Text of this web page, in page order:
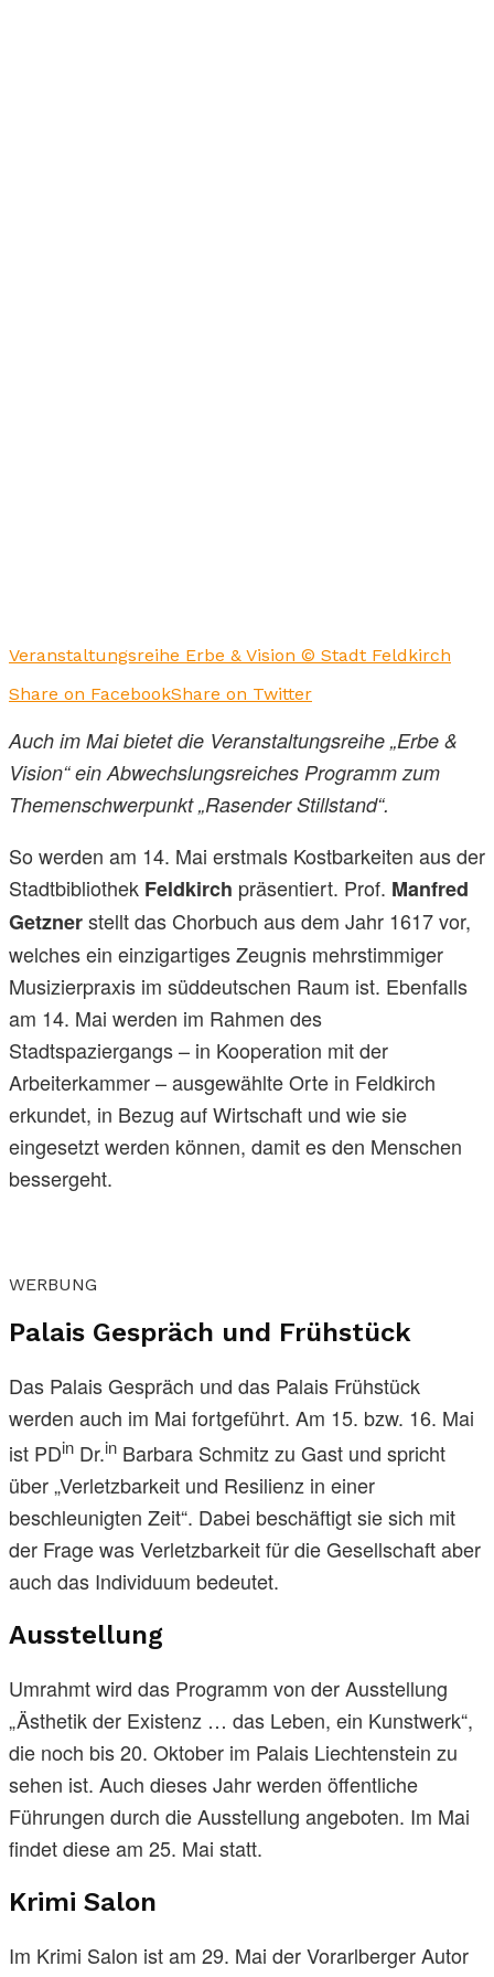
Veranstaltungsreihe Erbe & Vision © Stadt Feldkirch
Share on FacebookShare on Twitter
Auch im Mai bietet die Veranstaltungsreihe „Erbe &
Vision“ ein Abwechslungsreiches Programm zum
Themenschwerpunkt „Rasender Stillstand“.
So werden am 14. Mai erstmals Kostbarkeiten aus der
Stadtbibliothek Feldkirch präsentiert. Prof. Manfred
Getznerstellt das Chorbuch aus dem Jahr 1617 vor,
welches ein einzigartiges Zeugnis mehrstimmiger
Musizierpraxis im süddeutschen Raum ist. Ebenfalls
am 14. Mai werden im Rahmen des
Stadtspaziergangs – in Kooperation mit der
Arbeiterkammer – ausgewählte Orte in Feldkirch
erkundet, in Bezug auf Wirtschaft und wie sie
eingesetzt werden können, damit es den Menschen
bessergeht.
WERBUNG
Palais Gespräch und Frühstück
Das Palais Gespräch und das Palais Frühstück
werden auch im Mai fortgeführt. Am 15. bzw. 16. Mai
ist PDin Dr.in Barbara Schmitz zu Gast und spricht
über „Verletzbarkeit und Resilienz in einer
beschleunigten Zeit“. Dabei beschäftigt sie sich mit
der Frage was Verletzbarkeit für die Gesellschaft aber
auch das Individuum bedeutet.
Ausstellung
Umrahmt wird das Programm von der Ausstellung
„Ästhetik der Existenz … das Leben, ein Kunstwerk“,
die noch bis 20. Oktober im Palais Liechtenstein zu
sehen ist. Auch dieses Jahr werden öffentliche
Führungen durch die Ausstellung angeboten. Im Mai
findet diese am 25. Mai statt.
Krimi Salon
Im Krimi Salon ist am 29. Mai der Vorarlberger Autor